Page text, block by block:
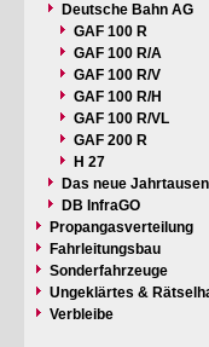
Deutsche Bahn AG
GAF 100 R
GAF 100 R/A
GAF 100 R/V
GAF 100 R/H
GAF 100 R/VL
GAF 200 R
H 27
Das neue
DB InfraGO
Propangasverteilung
Fahrleitungsbau
Sonderfahrzeuge
Ungeklärtes &
Verbleibe